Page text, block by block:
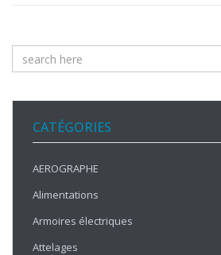
CATÉGORIES
AEROGRAPHE
Alimentations
Armoires électriques
Attelages